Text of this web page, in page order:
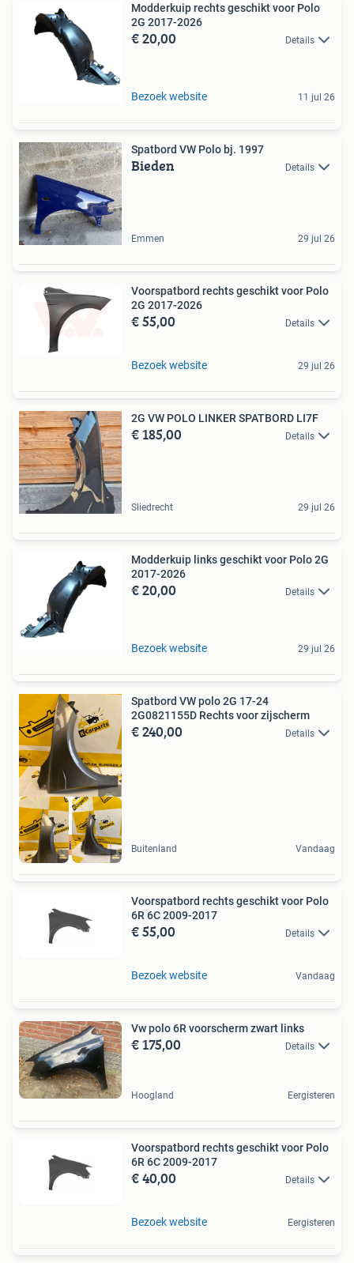
Modderkuip rechts geschikt voor Polo
2G 2017-2026
€ 20,00 Details
Bezoek website 11 jul 26
Spatbord VW Polo bj. 1997
Bieden Details
Emmen 29 jul 26
Voorspatbord rechts geschikt voor Polo
2G 2017-2026
€ 55,00 Details
Bezoek website 29 jul 26
2G VW POLO LINKER SPATBORD LI7F
€ 185,00 Details
Sliedrecht 29 jul 26
Modderkuip links geschikt voor Polo 2G
2017-2026
€ 20,00 Details
Bezoek website 29 jul 26
Origineel
Spatbord VW polo 2G 17-24
2G0821155D Rechts voor zijscherm
€ 240,00 Details
Buitenland Vandaag
Voorspatbord rechts geschikt voor Polo
6R 6C 2009-2017
€ 55,00 Details
Bezoek website Vandaag
Vw polo 6R voorscherm zwart links
€ 175,00 Details
Hoogland Eergisteren
Voorspatbord rechts geschikt voor Polo
6R 6C 2009-2017
€ 40,00 Details
Bezoek website Eergisteren